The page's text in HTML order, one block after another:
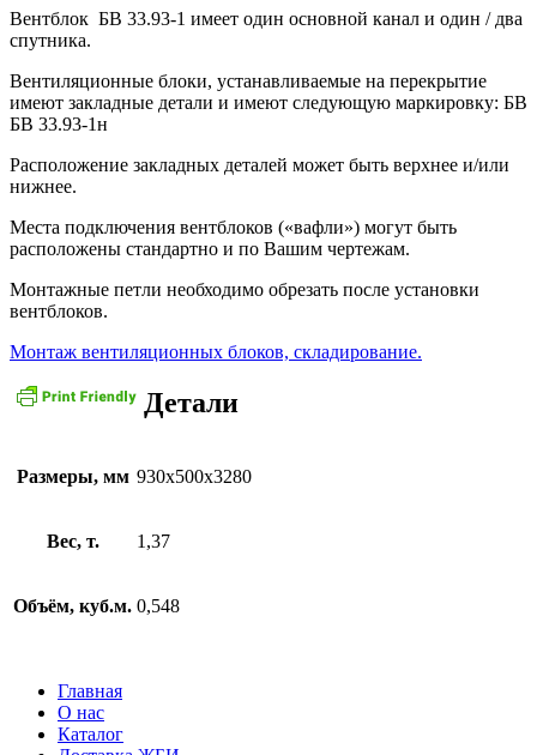
Вентблок БВ 33.93-1 имеет один основной канал и один / два
спутника.
Вентиляционные блоки, устанавливаемые на перекрытие
имеют закладные детали и имеют следующую маркировку: БВ
БВ 33.93-1н
Расположение закладных деталей может быть верхнее и/или
нижнее.
Места подключения вентблоков («вафли») могут быть
расположены стандартно и по Вашим чертежам.
Монтажные петли необходимо обрезать после установки
вентблоков.
Монтаж вентиляционных блоков, складирование.
Детали
Размеры, мм 930x500x3280
Вес, т. 1,37
Объём, куб.м. 0,548
Главная
О нас
Каталог